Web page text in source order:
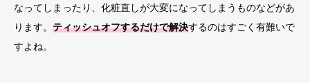
なってしまったり、化粧直しが大変になってしまうものなどがあ
ります。 ティッシュオフするだけで解決するのはすごく有難いで
すよね。